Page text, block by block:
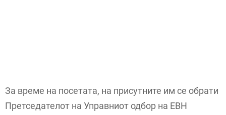
За време на посетата, на присутните им се обрати
Претседателот на Управниот одбор на ЕВН